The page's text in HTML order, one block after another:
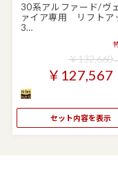
30系アルファード/ヴ
ァイア専用 リフトア
3…
￥132,660
￥127,567
セット内容を表示